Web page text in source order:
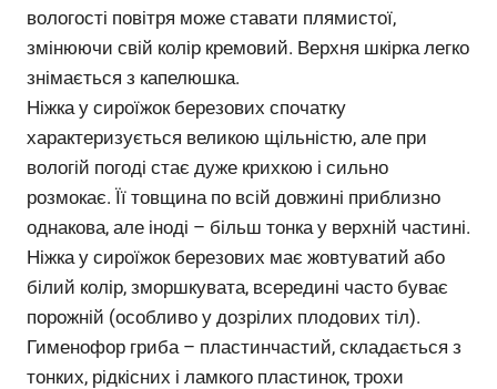
вологості повітря може ставати плямистої,
змінюючи свій колір кремовий. Верхня шкірка легко
знімається з капелюшка.
Ніжка у сироїжок березових спочатку
характеризується великою щільністю, але при
вологій погоді стає дуже крихкою і сильно
розмокає. Її товщина по всій довжині приблизно
однакова, але іноді – більш тонка у верхній частині.
Ніжка у сироїжок березових має жовтуватий або
білий колір, зморшкувата, всередині часто буває
порожній (особливо у дозрілих плодових тіл).
Гименофор гриба – пластинчастий, складається з
тонких, рідкісних і ламкого пластинок, трохи